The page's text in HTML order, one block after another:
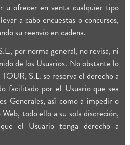
u ofrecer en venta cualquier tipo
a cabo encuestas o concursos,
su reenvío en cadena.
por norma general, no revisa, ni
de los Usuarios. No obstante lo
S.L. se reserva el derecho a
facilitado por el Usuario que sea
Generales, así como a impedir o
todo ello a su sola discreción,
el Usuario tenga derecho a